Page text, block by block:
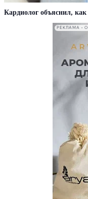
Кардиолог объяснил,